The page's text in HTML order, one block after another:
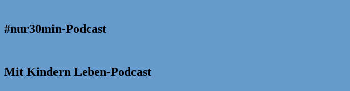
#nur30min-Podcast
Mit Kindern Leben-Podcast